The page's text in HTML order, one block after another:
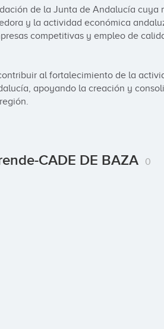
de la Junta de Andalucía cuya
y la actividad económica
competitivas y empleo de
al fortalecimiento de la
apoyando la creación y
CADE DE BAZA 0